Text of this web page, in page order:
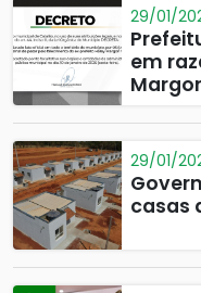
29/01/
em
29/01/
casas